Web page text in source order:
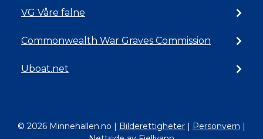
VG Våre falne
Commonwealth War Graves Commission
Uboat.net
© 2026 Minnehallen.no | Bilderettigheter | Personvern |